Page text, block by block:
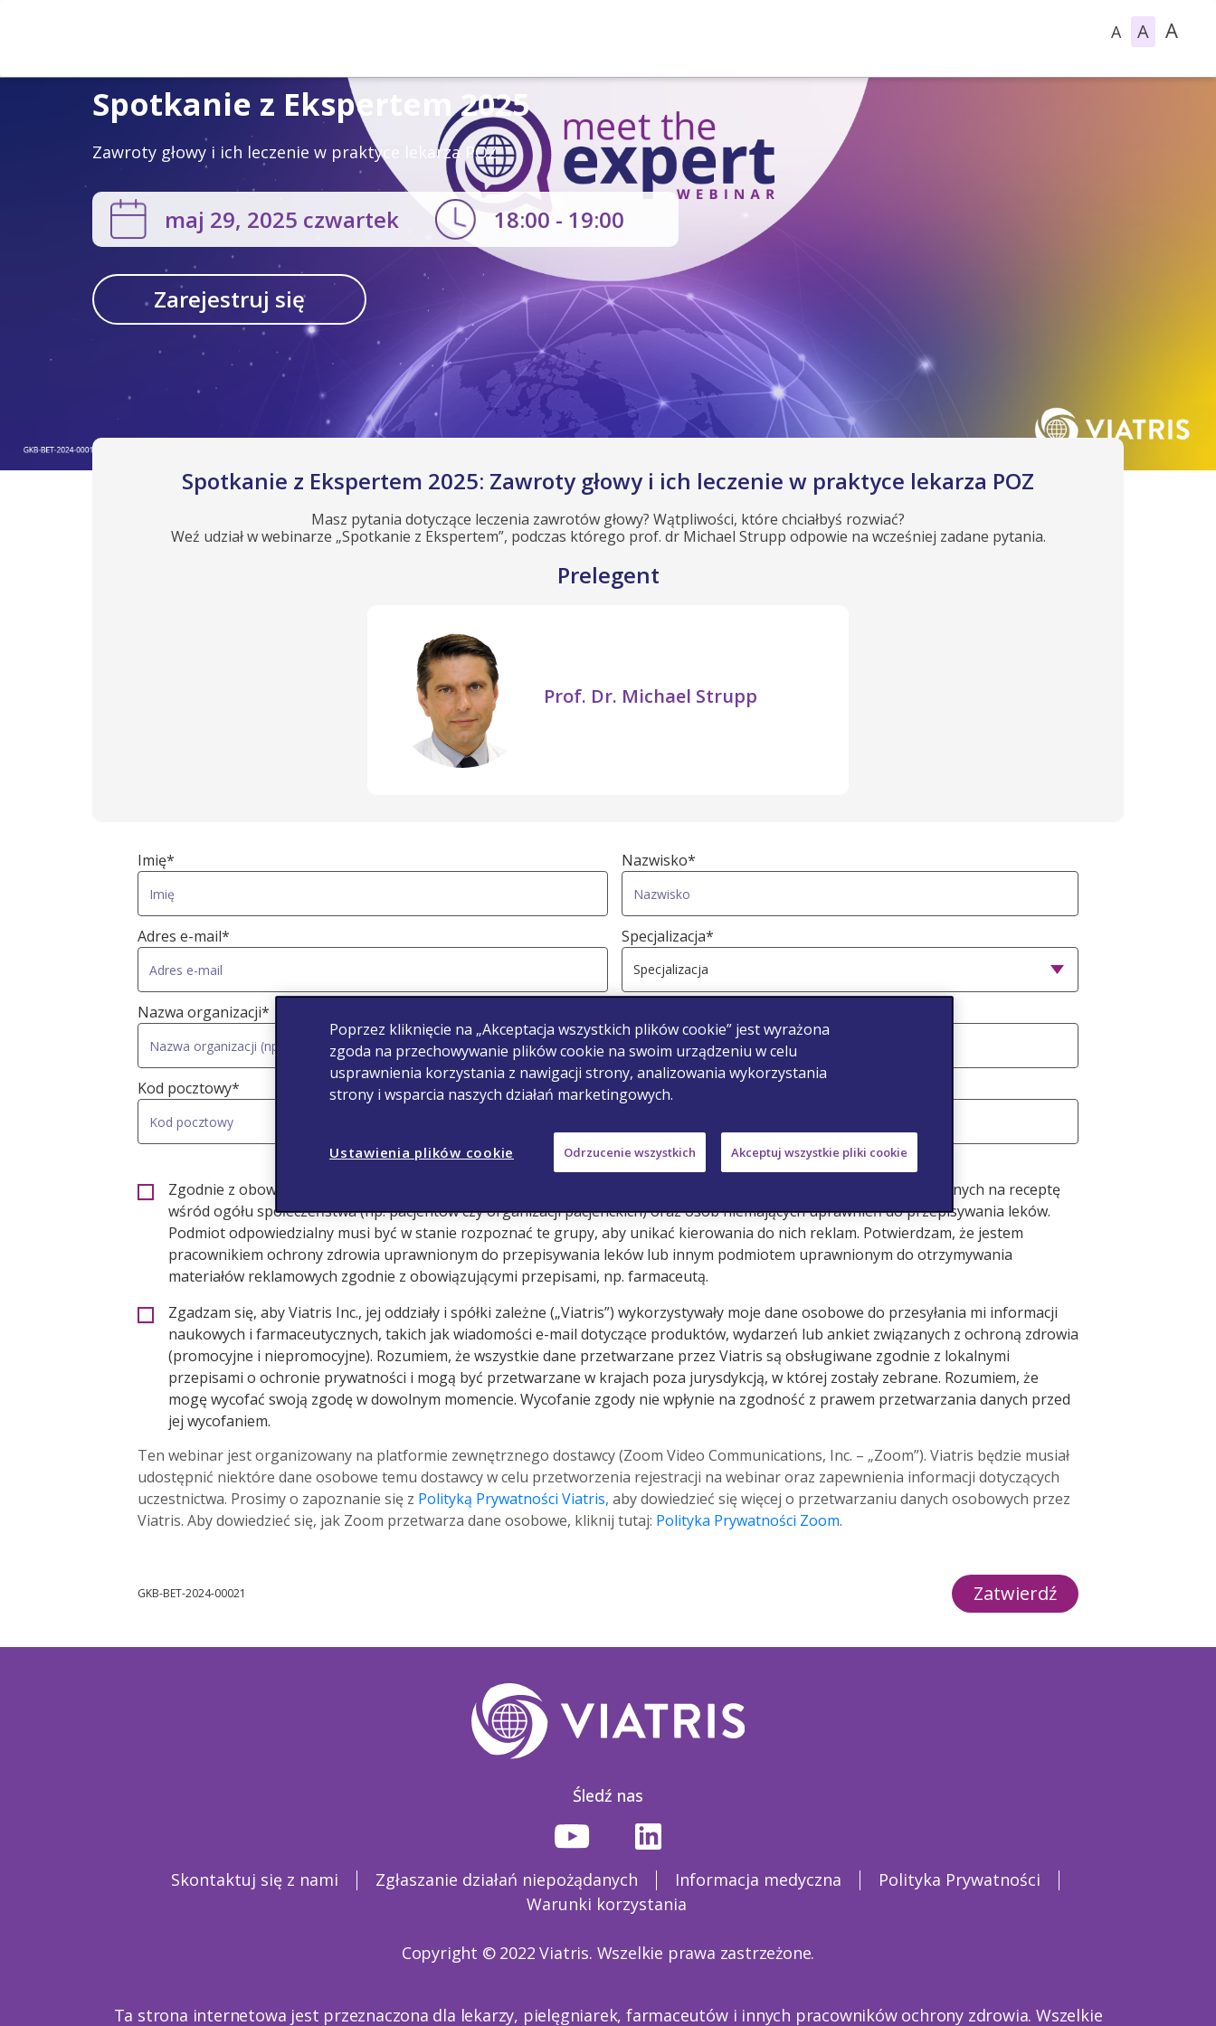
A A A
Spotkanie z Ekspertem 2025
Zawroty głowy i ich leczenie w praktyce lekarza POZ
maj 29, 2025 czwartek 18:00 - 19:00
Zarejestruj się
Spotkanie z Ekspertem 2025: Zawroty głowy i ich leczenie w praktyce lekarza POZ
Masz pytania dotyczące leczenia zawrotów głowy? Wątpliwości, które chciałbyś rozwiać?
Weź udział w webinarze „Spotkanie z Ekspertem”, podczas którego prof. dr Michael Strupp odpowie na wcześniej zadane pytania.
Prelegent
Prof. Dr. Michael Strupp
Imię* Nazwisko*
Adres e-mail* Specjalizacja*
Nazwa organizacji*
Kod pocztowy* Miasto*
Zgodnie z obowiązującymi przepisami krajowymi i kodeksami praktyki zabronione jest reklamowanie leków wydawanych na receptę
wśród ogółu społeczeństwa (np. pacjentów czy organizacji pacjenckich) oraz osób niemających uprawnień do przepisywania leków.
Podmiot odpowiedzialny musi być w stanie rozpoznać te grupy, aby unikać kierowania do nich reklam. Potwierdzam, że jestem
pracownikiem ochrony zdrowia uprawnionym do przepisywania leków lub innym podmiotem uprawnionym do otrzymywania
materiałów reklamowych zgodnie z obowiązującymi przepisami, np. farmaceutą.
Zgadzam się, aby Viatris Inc., jej oddziały i spółki zależne („Viatris”) wykorzystywały moje dane osobowe do przesyłania mi informacji
naukowych i farmaceutycznych, takich jak wiadomości e-mail dotyczące produktów, wydarzeń lub ankiet związanych z ochroną zdrowia
(promocyjne i niepromocyjne). Rozumiem, że wszystkie dane przetwarzane przez Viatris są obsługiwane zgodnie z lokalnymi
przepisami o ochronie prywatności i mogą być przetwarzane w krajach poza jurysdykcją, w której zostały zebrane. Rozumiem, że
mogę wycofać swoją zgodę w dowolnym momencie. Wycofanie zgody nie wpłynie na zgodność z prawem przetwarzania danych przed
jej wycofaniem.
Ten webinar jest organizowany na platformie zewnętrznego dostawcy (Zoom Video Communications, Inc. – „Zoom”). Viatris będzie musiał
udostępnić niektóre dane osobowe temu dostawcy w celu przetworzenia rejestracji na webinar oraz zapewnienia informacji dotyczących
uczestnictwa. Prosimy o zapoznanie się z Polityką Prywatności Viatris, aby dowiedzieć się więcej o przetwarzaniu danych osobowych przez
Viatris. Aby dowiedzieć się, jak Zoom przetwarza dane osobowe, kliknij tutaj: Polityka Prywatności Zoom.
GKB-BET-2024-00021 Zatwierdź
Śledź nas
Skontaktuj się z nami Zgłaszanie działań niepożądanych Informacja medyczna
Polityka Prywatności
Warunki korzystania
Copyright © 2022 Viatris. Wszelkie prawa zastrzeżone.
Ta strona internetowa jest przeznaczona dla lekarzy, pielęgniarek, farmaceutów i innych pracowników ochrony zdrowia. Wszelkie
Poprzez kliknięcie na „Akceptacja wszystkich plików cookie” jest wyrażona
zgoda na przechowywanie plików cookie na swoim urządzeniu w celu
usprawnienia korzystania z nawigacji strony, analizowania wykorzystania
strony i wsparcia naszych działań marketingowych.
Ustawienia plików cookie Odrzucenie wszystkich Akceptuj wszystkie pliki cookie